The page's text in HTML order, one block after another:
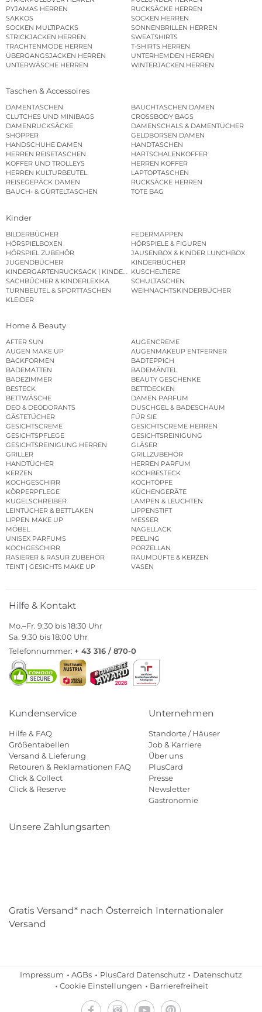
PYJAMAS HERREN
RUCKSÄCKE HERREN
SAKKOS
SOCKEN HERREN
SOCKEN MULTIPACKS
SONNENBRILLEN HERREN
STRICKJACKEN HERREN
SWEATSHIRTS
TRACHTENMODE HERREN
T-SHIRTS HERREN
ÜBERGANGSJACKEN HERREN
UNTERHEMDEN HERREN
UNTERWÄSCHE HERREN
WINTERJACKEN HERREN
Taschen & Accessoires
DAMENTASCHEN
BAUCHTASCHEN DAMEN
CLUTCHES UND MINIBAGS
CROSSBODY BAGS
DAMENRUCKSÄCKE
DAMENSCHALS & DAMENTÜCHER
SHOPPER
GELDBÖRSEN DAMEN
HANDSCHUHE DAMEN
HANDTASCHEN
HERREN REISETASCHEN
HARTSCHALENKOFFER
KOFFER UND TROLLEYS
HERREN KOFFER
HERREN KULTURBEUTEL
LAPTOPTASCHEN
REISEGEPÄCK DAMEN
RUCKSÄCKE HERREN
BAUCH- & GÜRTELTASCHEN
TOTE BAG
Kinder
BILDERBÜCHER
FEDERMAPPEN
HÖRSPIELBOXEN
HÖRSPIELE & FIGUREN
HÖRSPIEL ZUBEHÖR
JAUSENBOX & KINDER LUNCHBOX
JUGENDBÜCHER
KINDERBÜCHER
KINDERGARTENRUCKSACK | KINDERGARTENBEUTEL
KUSCHELTIERE
SACHBÜCHER & KINDERLEXIKA
SCHULTASCHEN
TURNBEUTEL & SPORTTASCHEN
WEIHNACHTSKINDERBÜCHER
KLEIDER
Home & Beauty
AFTER SUN
AUGENCREME
AUGEN MAKE UP
AUGENMAKEUP ENTFERNER
BACKFORMEN
BADTEPPICH
BADEMATTEN
BADEMÄNTEL
BADEZIMMER
BEAUTY GESCHENKE
BESTECK
BETTDECKEN
BETTWÄSCHE
DAMEN PARFUM
DEO & DEODORANTS
DUSCHGEL & BADESCHAUM
GÄSTETÜCHER
FÜR SIE
GESICHTSCREME
GESICHTSCREME HERREN
GESICHTSPFLEGE
GESICHTSREINIGUNG
GESICHTSREINIGUNG HERREN
GLÄSER
GRILLER
GRILLZUBEHÖR
HANDTÜCHER
HERREN PARFUM
KERZEN
KOCHBESTECK
KOCHGESCHIRR
KOCHTÖPFE
KÖRPERPFLEGE
KÜCHENGERÄTE
KUGELSCHREIBER
LAMPEN & LEUCHTEN
LEINTÜCHER & BETTLAKEN
LIPPENSTIFT
LIPPEN MAKE UP
MESSER
MÖBEL
NAGELLACK
UNISEX PARFUMS
PEELING
KOCHGESCHIRR
PORZELLAN
RASIERER & RASUR ZUBEHÖR
RAUMDÜFTE & KERZEN
TEINT | GESICHTS MAKE UP
VASEN
Hilfe & Kontakt
Mo.–Fr. 9:30 bis 18:30 Uhr
Sa. 9:30 bis 18:00 Uhr
Telefonnummer: + 43 316 / 870-0
Kundenservice
Hilfe & FAQ
Größentabellen
Versand & Lieferung
Retouren & Reklamationen FAQ
Click & Collect
Click & Reserve
Unternehmen
Standorte / Häuser
Job & Karriere
Über uns
PlusCard
Presse
Newsletter
Gastronomie
Unsere Zahlungsarten
Gratis Versand* nach Österreich Internationaler
Versand
Impressum AGBs PlusCard Datenschutz
Datenschutz
Cookie Einstellungen
Barrierefreiheit